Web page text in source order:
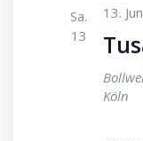
Sa.
13
13.
Köln